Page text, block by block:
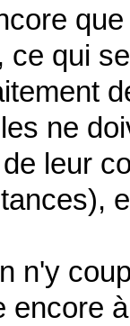
ce qui
ne
leur
n'y
encore